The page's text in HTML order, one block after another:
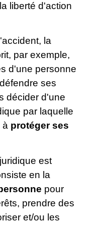
la liberté d'action
la
par exemple,
d'une personne
ses
décider d'une
par laquelle
à protéger ses
est
en la
pour
prendre des
et/ou les